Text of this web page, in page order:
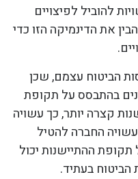
להוביל לפיצויים
את הדינמיקה הזו כדי
הביטוח עצמם, שכן
בהתבסס על תקופת
קצרה יותר, כך עשויה
החברה להטיל
תקופת ההתיישנות יכול
בעתיד.